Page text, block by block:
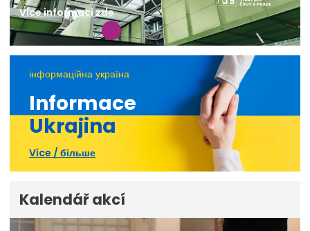
Více informací zde
інформаційна україна
Informace
Ukrajina
Více / більше
Kalendář akcí